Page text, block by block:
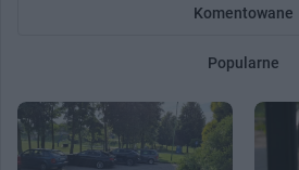
Komentowane
Popularne